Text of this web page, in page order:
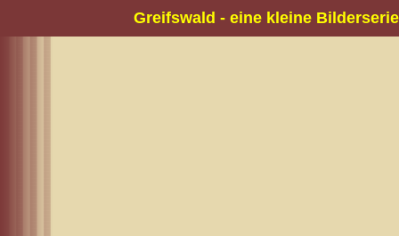
Greifswald - eine kleine Bilderserie